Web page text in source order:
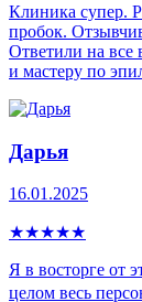
Клиника супер.
пробок.
Ответили на все
и мастеру по
Дарья
16.01.2025
★★★★★
Я в восторге от
целом весь